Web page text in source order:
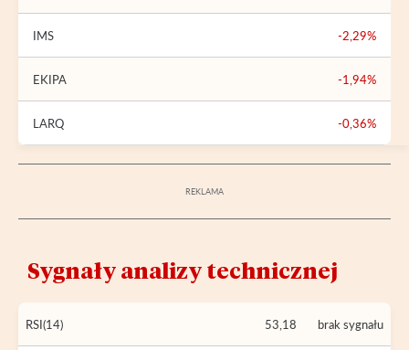
IMS -2,29%
EKIPA -1,94%
LARQ -0,36%
Sygnały analizy technicznej
RSI(14) 53,18 brak sygnału